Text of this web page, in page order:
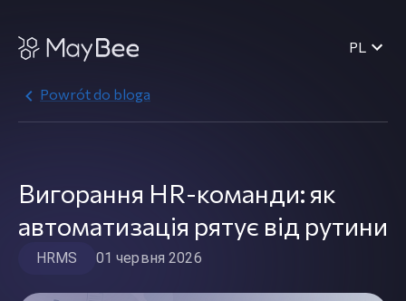
PL
Powrót do bloga
Вигорання HR-команди: як
автоматизація рятує від рутини
HRMS 01 червня 2026